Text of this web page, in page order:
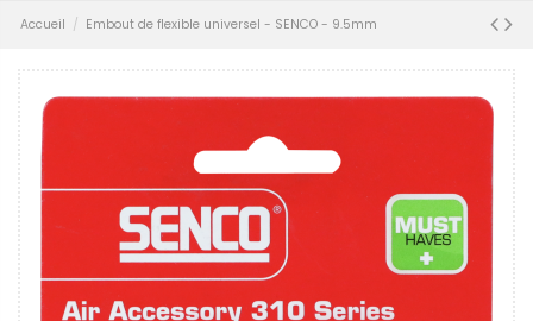
Accueil Embout de flexible universel - SENCO - 9.5mm